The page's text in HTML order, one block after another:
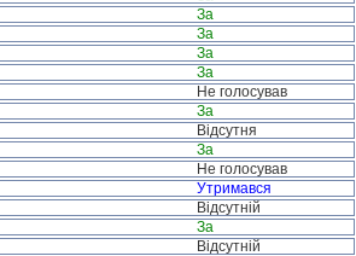
За
За
За
За
Не голосував
За
Відсутня
За
Не голосував
Утримався
Відсутній
За
Відсутній